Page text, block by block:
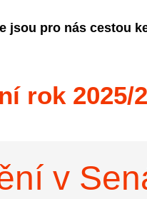
jsou pro nás cestou
rok 2025/
v